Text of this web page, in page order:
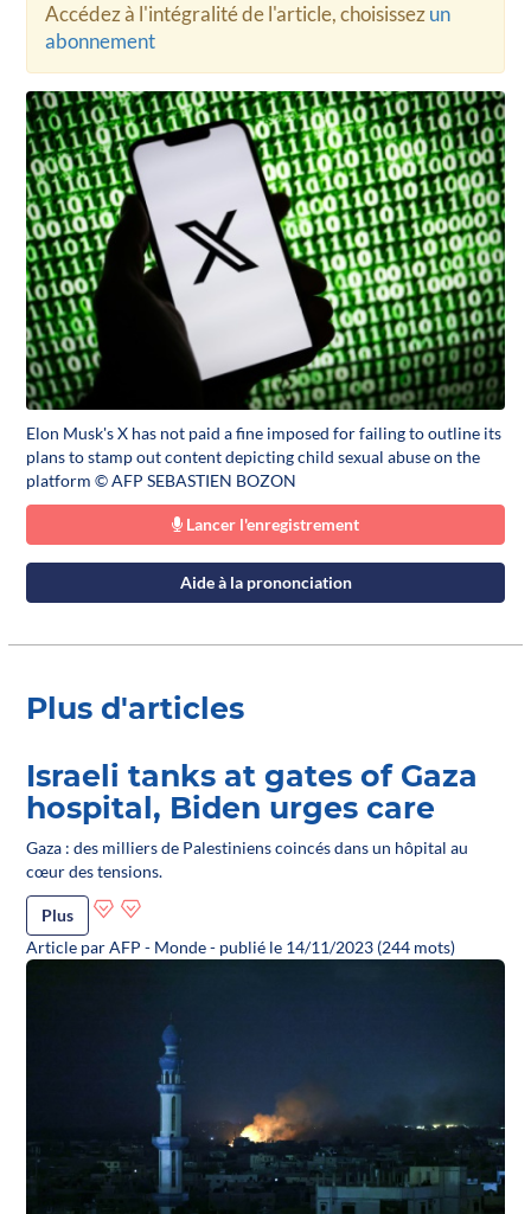
Accédez à l'intégralité de l'article, choisissezun
abonnement
Elon Musk's X has not paid a fine imposed for failing to outline its
plans to stamp out content depicting child sexual abuse on the
platform © AFP SEBASTIEN BOZON
Lancer l'enregistrement
Aide à la prononciation
Plus d'articles
Israeli tanks at gates of Gaza
hospital, Biden urges care
Gaza : des milliers de Palestiniens coincés dans un hôpital au
cœur des tensions.
Plus
Article par AFP - Monde - publié le 14/11/2023 (244 mots)